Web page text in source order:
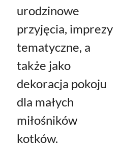
urodzinowe
przyjęcia, imprezy
tematyczne, a
także jako
dekoracja pokoju
dla małych
miłośników
kotków.